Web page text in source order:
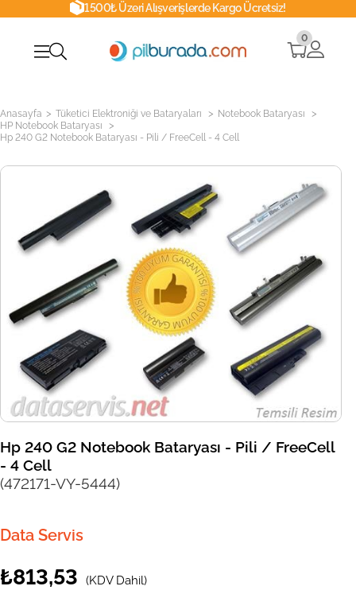
1500₺ Üzeri Alışverişlerde Kargo Ücretsiz!
0
Anasayfa > Tüketici Elektroniği ve Bataryaları > Notebook Bataryası >
HP Notebook Bataryası >
Hp 240 G2 Notebook Bataryası - Pili / FreeCell - 4 Cell
Hp 240 G2 Notebook Bataryası - Pili / FreeCell
- 4 Cell
(472171-VY-5444)
Data Servis
₺813,53 (KDV Dahil)